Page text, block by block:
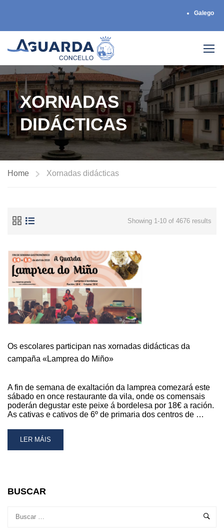
Galego
XORNADAS
DIDÁCTICAS
Home Xornadas didácticas
Showing 1-10 of 4676 results
Os escolares participan nas xornadas didácticas da
campaña «Lamprea do Miño»
A fin de semana de exaltación da lamprea comezará este
sábado en once restaurante da vila, onde os comensais
poderán degustar este peixe á bordelesa por 18€ a ración.
As cativas e cativos de 6º de primaria dos centros de …
READ
MORE
PARTICIPAN
DIDÁCTICAS
LER MÁIS
BUSCAR